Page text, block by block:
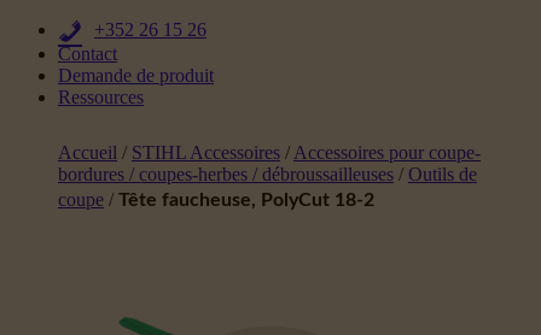
+352 26 15 26
Contact
Demande de produit
Ressources
Accueil / STIHL Accessoires / Accessoires pour coupe-
bordures / coupes-herbes / débroussailleuses / Outils de
coupe / Tête faucheuse, PolyCut 18-2